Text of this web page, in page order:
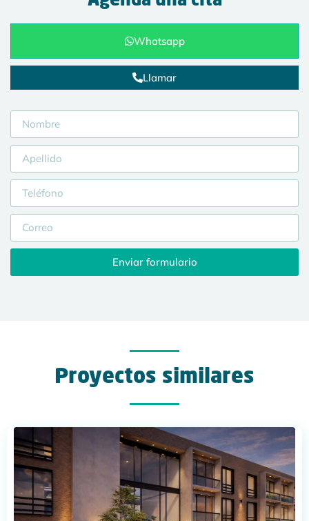
Whatsapp
Llamar
Enviar formulario
Proyectos similares